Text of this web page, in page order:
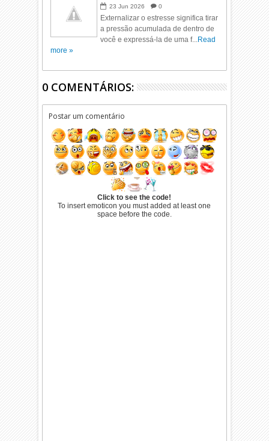
23 Jun 2026 0
Externalizar o estresse significa tirar
a pressão acumulada de dentro de
você e expressá-la de uma f...Read
more »
0 COMENTÁRIOS:
Postar um comentário
Click to see the code!
To insert emoticon you must added at least one
space before the code.